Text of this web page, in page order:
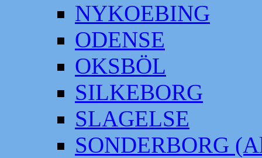
NYKOEBING
ODENSE
OKSBÖL
SILKEBORG
SLAGELSE
SONDERBORG